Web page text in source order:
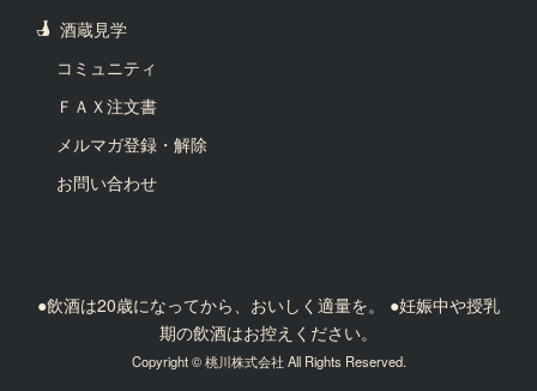
酒蔵見学
コミュニティ
ＦＡＸ注文書
メルマガ登録・解除
お問い合わせ
●飲酒は20歳になってから、おいしく適量を。 ●妊娠中や授乳
期の飲酒はお控えください。
Copyright © 桃川株式会社 All Rights Reserved.